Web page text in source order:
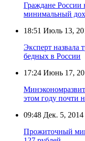
Граждане России
минимальный
18:51 Июль 13,
Эксперт назвала
бедных в России
17:24 Июнь 17,
этом году почти
09:48 Дек. 5, 2014
Прожиточный